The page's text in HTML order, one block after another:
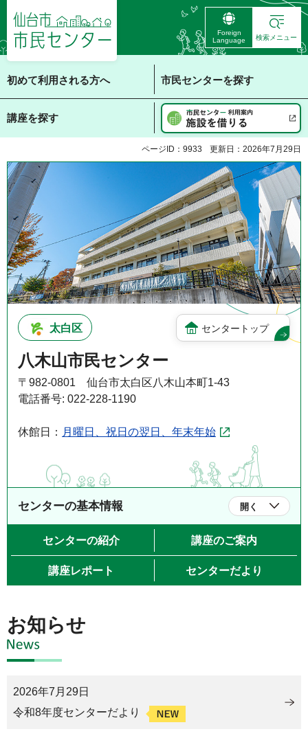
仙台市 市民センタ
ー
Foreign
Language
検索メニュー
初めて利用される方へ 市民センターを探す
講座を探す
ページID：9933 更新日：2026年7月29日
太白区 センタートップ
八木山市民センター
〒982-0801 仙台市太白区八木山本町1-43
電話番号: 022-228-1190
休館日： 月曜日、祝日の翌日、年末年始
センターの基本情報 開く
センターの紹介 講座のご案内
講座レポート センターだより
お知らせ
2026年7月29日
令和8年度センターだより